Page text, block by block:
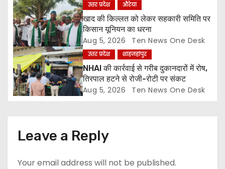
i
o
n
उत्तर प्रदेश औरेया
खाद की किल्लत को लेकर सहकारी समिति पर
किसान यूनियन का धरना
Aug 5, 2026 Ten News One Desk
उत्तर प्रदेश शाहजहांपुर
NHAI की कार्रवाई से गरीब दुकानदारों में रोष,
तिरपाल हटने से रोजी-रोटी पर संकट
Aug 5, 2026 Ten News One Desk
Leave a Reply
Your email address will not be published.